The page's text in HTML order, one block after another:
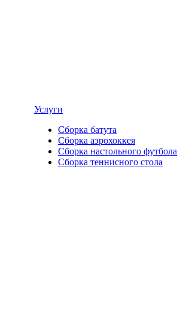
Услуги
Сборка батута
Сборка аэрохоккея
Сборка настольного футбола
Сборка теннисного стола